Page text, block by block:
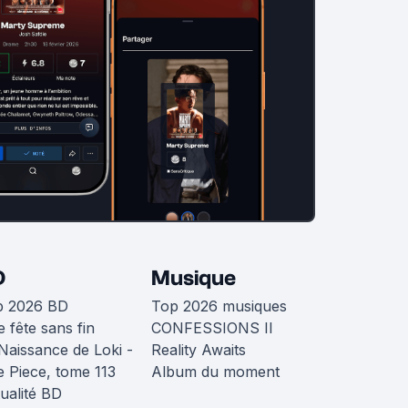
2026 BD
fête sans fin
de Loki -
Piece, tome 113
BD
Musique
Top 2026 musiques
CONFESSIONS II
Reality Awaits
Album du moment